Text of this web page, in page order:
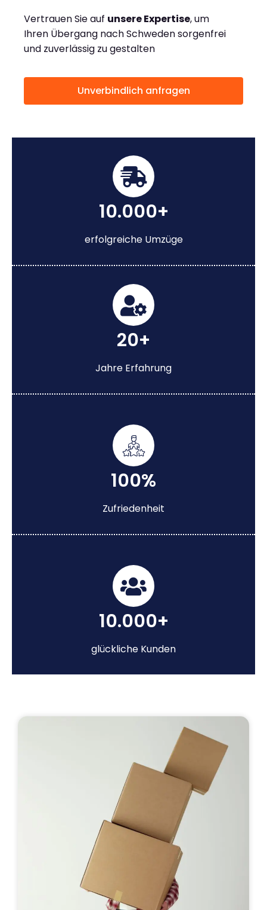
Vertrauen Sie auf unsere Expertise, um
Ihren Übergang nach Schweden sorgenfrei
und zuverlässig zu gestalten
Unverbindlich anfragen
10.000+
erfolgreiche Umzüge
20+
Jahre Erfahrung
100%
Zufriedenheit
10.000+
glückliche Kunden